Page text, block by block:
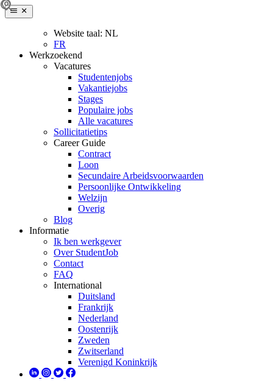
Website taal: NL
FR
Werkzoekend
Vacatures
Studentenjobs
Vakantiejobs
Stages
Populaire jobs
Alle vacatures
Sollicitatietips
Career Guide
Contract
Loon
Secundaire Arbeidsvoorwaarden
Persoonlijke Ontwikkeling
Welzijn
Overig
Blog
Informatie
Ik ben werkgever
Over StudentJob
Contact
FAQ
International
Duitsland
Frankrijk
Nederland
Oostenrijk
Zweden
Zwitserland
Verenigd Koninkrijk